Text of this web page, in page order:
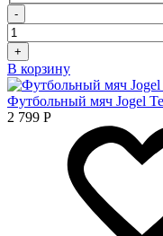
-
+
В корзину
Футбольный мяч Jogel
2 799 Р